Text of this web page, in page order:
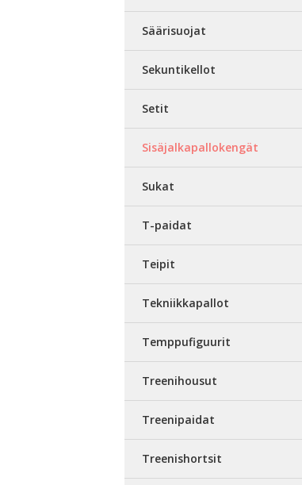
Säärisuojat
Sekuntikellot
Setit
Sisäjalkapallokengät
Sukat
T-paidat
Teipit
Tekniikkapallot
Temppufiguurit
Treenihousut
Treenipaidat
Treenishortsit